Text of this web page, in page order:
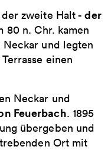
der zweite Halt -der
80 n. Chr. kamen
und legten
einen
Neckar und
Feuerbach. 1895
übergeben und
Ort mit